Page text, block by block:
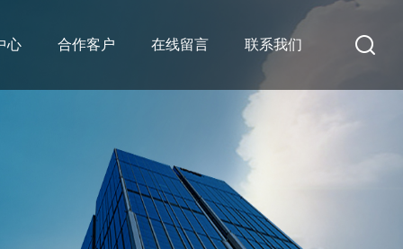
心 合作客户 在线留言 联系我们